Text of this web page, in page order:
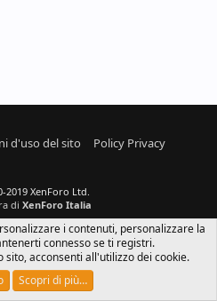
d'uso del sito
Policy Privacy
2019 XenForo Ltd.
di XenForo Italia
i contenuti, personalizzare la
connesso se ti registri.
acconsenti all'utilizzo dei cookie.
Scopri di più…